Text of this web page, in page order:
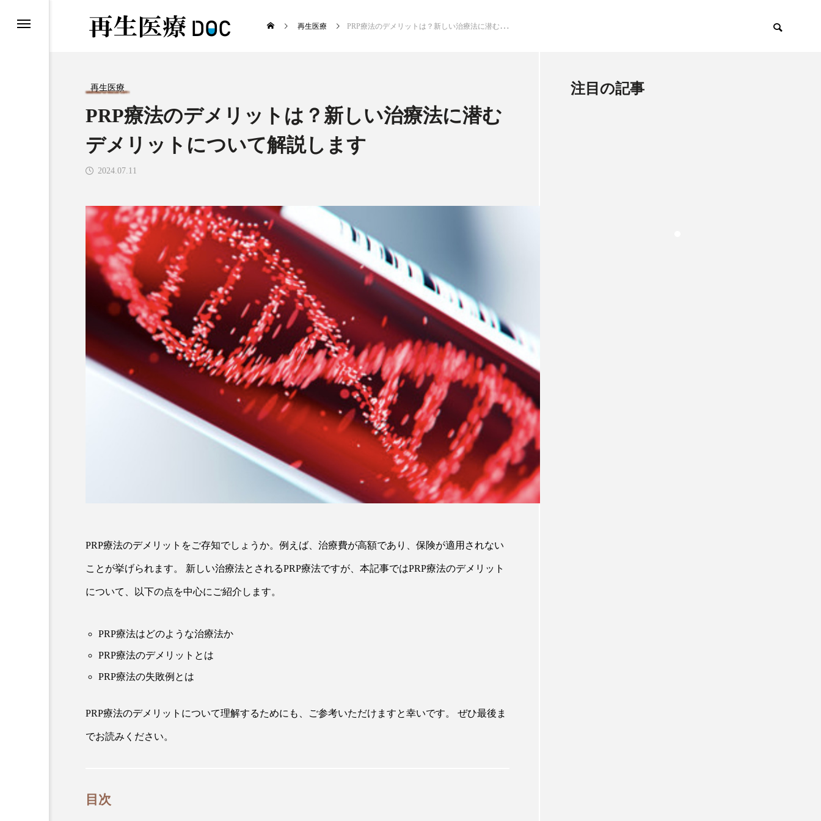
再生医療
AGAは予防できる？予防方法と治
療法、生活習慣の見直し方を紹介
します
2025.03.08
注目のトピック
再生医療 PRP療法のデメリットは？新しい治療法に潜むデメリットについて解説します
再生医療
PRP療法のデメリットは？新しい治療法に潜む
デメリットについて解説します
2024.07.11
PRP療法のデメリットをご存知でしょうか。例えば、治療費が高額であり、保険が適用されない
ことが挙げられます。 新しい治療法とされるPRP療法ですが、本記事ではPRP療法のデメリット
について、以下の点を中心にご紹介します。
PRP療法はどのような治療法か
PRP療法のデメリットとは
PRP療法の失敗例とは
PRP療法のデメリットについて理解するためにも、ご参考いただけますと幸いです。 ぜひ最後ま
でお読みください。
目次
注目の記事